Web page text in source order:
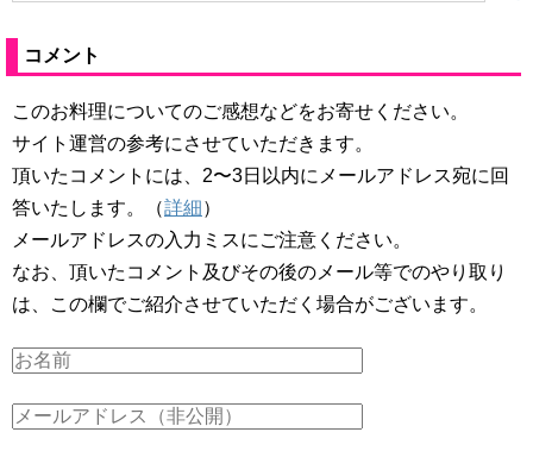
コメント
このお料理についてのご感想などをお寄せください。
サイト運営の参考にさせていただきます。
頂いたコメントには、2〜3日以内にメールアドレス宛に回
答いたします。（詳細）
メールアドレスの入力ミスにご注意ください。
なお、頂いたコメント及びその後のメール等でのやり取り
は、この欄でご紹介させていただく場合がございます。